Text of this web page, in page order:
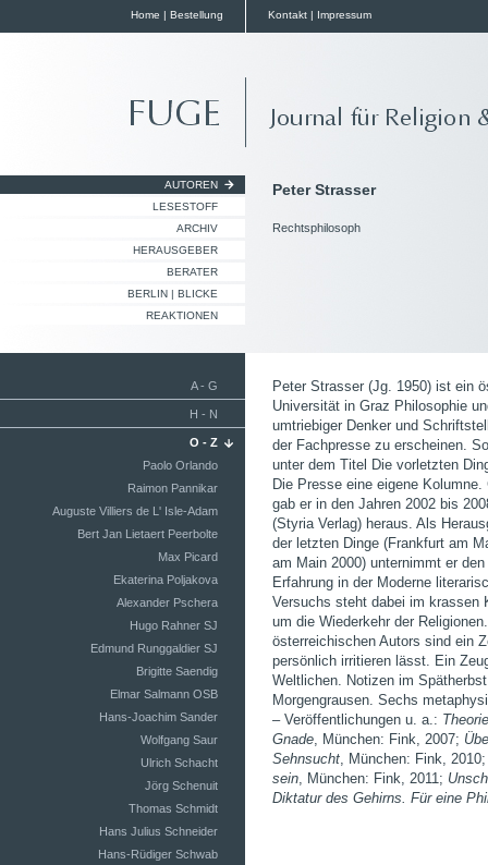
Home | Bestellung Kontakt | Impressum
AUTOREN
LESESTOFF
ARCHIV
HERAUSGEBER
BERATER
BERLIN | BLICKE
REAKTIONEN
Peter Strasser
Rechtsphilosoph
A - G
H - N
O - Z
Paolo Orlando
Raimon Pannikar
Auguste Villiers de L' Isle-Adam
Bert Jan Lietaert Peerbolte
Max Picard
Ekaterina Poljakova
Alexander Pschera
Hugo Rahner SJ
Edmund Runggaldier SJ
Brigitte Saendig
Elmar Salmann OSB
Hans-Joachim Sander
Wolfgang Saur
Ulrich Schacht
Jörg Schenuit
Thomas Schmidt
Hans Julius Schneider
Hans-Rüdiger Schwab
Peter Strasser (Jg. 1950) ist ein
Universität in Graz Philosophie
umtriebiger Denker und
der Fachpresse zu erscheinen.
unter dem Titel Die vorletzten
Die Presse eine eigene
gab er in den Jahren 2002 bis
(Styria Verlag) heraus. Als
der letzten Dinge (Frankfurt am
am Main 2000) unternimmt er
Erfahrung in der Moderne
Versuchs steht dabei im krassen
um die Wiederkehr der
österreichischen Autors sind ein
persönlich irritieren lässt. Ein
Weltlichen. Notizen im
Morgengrausen. Sechs
– Veröffentlichungen u. a.:
Gnade, München: Fink, 2007;
Sehnsucht, München: Fink,
sein, München: Fink, 2011;
Diktatur des Gehirns. Für eine